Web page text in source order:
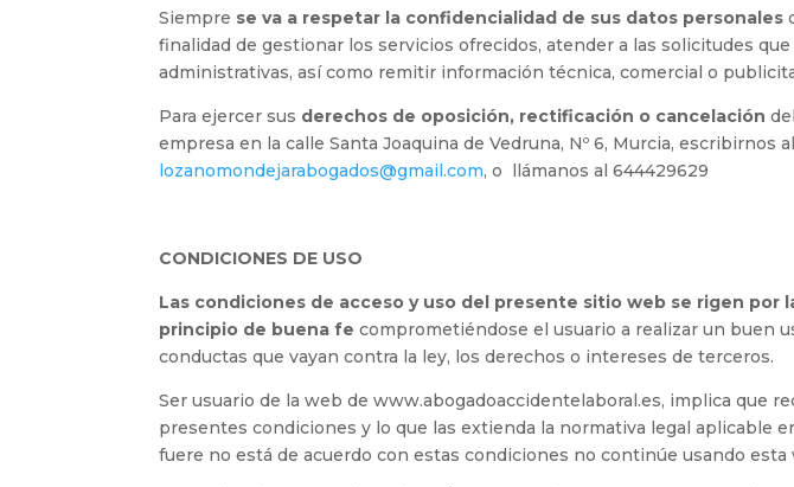
Siempre se va a respetar la confidencialidad de sus datos personales
finalidad de gestionar los servicios ofrecidos, atender a las solicitudes
administrativas, así como remitir información técnica, comercial o
Para ejercer sus derechos de oposición, rectificación o cancelación
empresa en la calle Santa Joaquina de Vedruna, Nº 6, Murcia, escribirnos
lozanomondejarabogados@gmail.com, o llámanos al 644429629
CONDICIONES DE USO
Las condiciones de acceso y uso del presente sitio web se rigen por
principio de buena fe comprometiéndose el usuario a realizar un buen
conductas que vayan contra la ley, los derechos o intereses de terceros.
Ser usuario de la web de www.abogadoaccidentelaboral.es, implica que
presentes condiciones y lo que las extienda la normativa legal aplicable
fuere no está de acuerdo con estas condiciones no continúe usando esta